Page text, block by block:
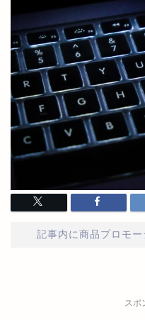
記事内に商品プロモ
スポ